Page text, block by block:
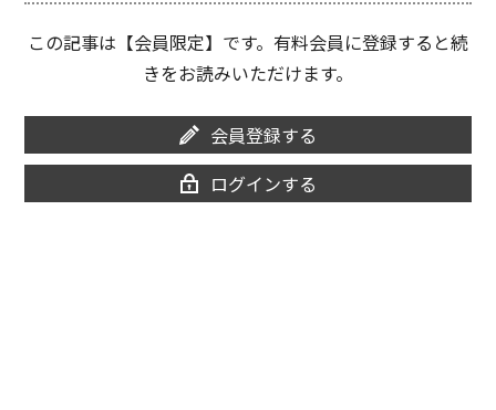
この記事は【会員限定】です。有料会員に登録すると続
きをお読みいただけます。
会員登録する
ログインする